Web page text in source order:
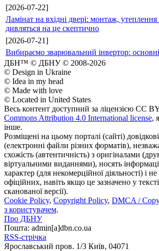
[2026-07-22]
Ламінат на вхідні двері: монтаж,
дивляться на це скептично
[2026-07-21]
Вибираємо зварювальний інвертор:
ДБН™ © ДБНУ © 2008-2026
© Design in Ukraine
© Idea in my head
© Made with love
© Located in United States
Весь контент доступний за ліцензією CC
Commons Attribution 4.0 International license,
інше.
Розміщені на цьому порталі (сайті)
(електронні файли різних форматів),
схожість (автентичність) з оригіналами
віртуальними виданнями), носять
характер (для некомерційної діяльності) і
офіційних, навіть якщо це зазначено у
сканованої версії).
Cookie Policy, Copyright Policy, DMCA /
з користувачем.
Про ДБНУ
Пошта: admin[а]dbn.co.ua
RSS-стрічка
Ярославський пров. 1/3 Київ, 04071